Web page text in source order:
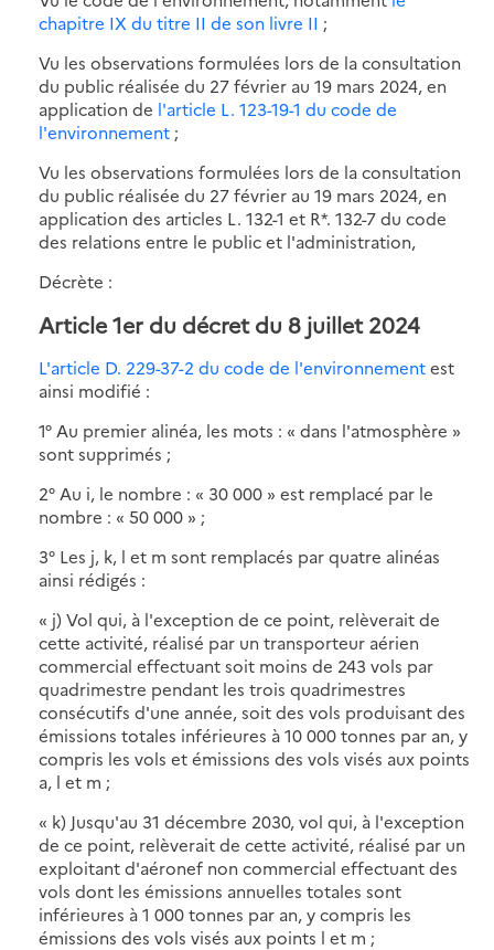
chapitre IX du titre II de son livre II ;
Vu les observations formulées lors de la consultation
du public réalisée du 27 février au 19 mars 2024, en
application de l'article L. 123-19-1 du code de
l'environnement ;
Vu les observations formulées lors de la consultation
du public réalisée du 27 février au 19 mars 2024, en
application des articles L. 132-1 et R*. 132-7 du code
des relations entre le public et l'administration,
Décrète :
Article 1er du décret du 8 juillet 2024
L'article D. 229-37-2 du code de l'environnementest
ainsi modifié :
1° Au premier alinéa, les mots : « dans l'atmosphère »
sont supprimés ;
2° Au i, le nombre : « 30 000 » est remplacé par le
nombre : « 50 000 » ;
3° Les j, k, l et m sont remplacés par quatre alinéas
ainsi rédigés :
« j) Vol qui, à l'exception de ce point, relèverait de
cette activité, réalisé par un transporteur aérien
commercial effectuant soit moins de 243 vols par
quadrimestre pendant les trois quadrimestres
consécutifs d'une année, soit des vols produisant des
émissions totales inférieures à 10 000 tonnes par an, y
compris les vols et émissions des vols visés aux points
a, l et m ;
« k) Jusqu'au 31 décembre 2030, vol qui, à l'exception
de ce point, relèverait de cette activité, réalisé par un
exploitant d'aéronef non commercial effectuant des
vols dont les émissions annuelles totales sont
inférieures à 1 000 tonnes par an, y compris les
émissions des vols visés aux points l et m ;